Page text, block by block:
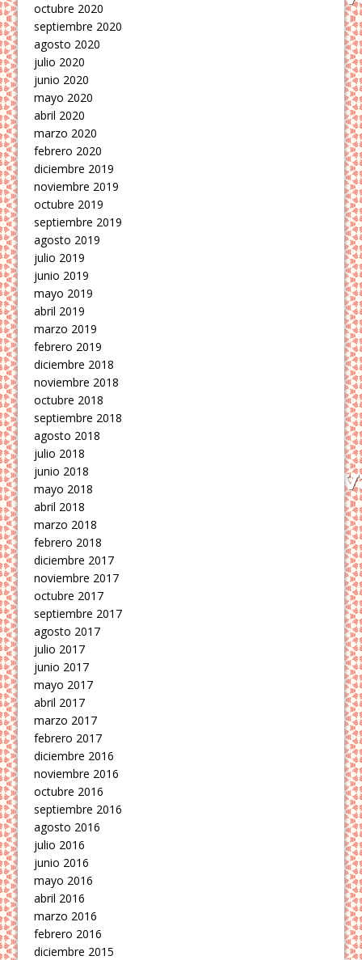
octubre 2020
septiembre 2020
agosto 2020
julio 2020
junio 2020
mayo 2020
abril 2020
marzo 2020
febrero 2020
diciembre 2019
noviembre 2019
octubre 2019
septiembre 2019
agosto 2019
julio 2019
junio 2019
mayo 2019
abril 2019
marzo 2019
febrero 2019
diciembre 2018
noviembre 2018
octubre 2018
septiembre 2018
agosto 2018
julio 2018
junio 2018
mayo 2018
abril 2018
marzo 2018
febrero 2018
diciembre 2017
noviembre 2017
octubre 2017
septiembre 2017
agosto 2017
julio 2017
junio 2017
mayo 2017
abril 2017
marzo 2017
febrero 2017
diciembre 2016
noviembre 2016
octubre 2016
septiembre 2016
agosto 2016
julio 2016
junio 2016
mayo 2016
abril 2016
marzo 2016
febrero 2016
diciembre 2015